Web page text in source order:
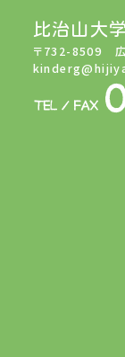
比治山大
〒732-8509 広